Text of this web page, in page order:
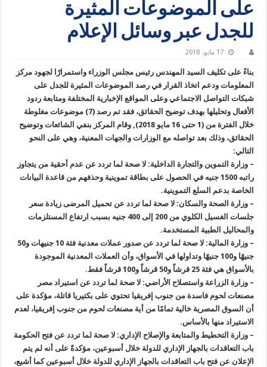
على الموضوعات المثيرة
للجدل عبر وسائل الإعلام
17 مايو، 2018
بناءً على تكليف السيد المهندس رئيس مجلس الوزراء واستمرارًا لجهود مركز
المعلومات ودعم اتخاذ القرار في رصد الموضوعات المثيرة للجدل على
شبكات التواصل الاجتماعي وعلى المواقع الإخبارية المختلفة ومتابعة ردود
الأفعال وتحليلها بهدف توضيح الحقائق، فقد تم رصد (7) موضوعات مغلوطة
خلال الفترة من ‏(1 حتى 16 مايو 2018‏‏‏‏‏‏‏), ‏وقام المركز بنفي الشائعات وتوضيح
الحقائق، وذلك بعد تواصله مع الوزارات والجهات المعنية، وهي على النحو
التالي:
– وزارة التموين والتجارة الداخلية: لا صحة لما تردد عن عدم أحقية من يتجاوز
راتبه 1500 جنيه في الحصول على بطاقة تموينية وحذفهم من قاعدة البيانات
الخاصة بدعم السلع التموينية.
– وزارة الصحة والسكان: لا صحة لما تردد عن تحميل المرضى زيادة سعر
جلسات الغسيل ‏الكلوي من 200 إلى 400 جنيه بسبب ارتفاع المستلزمات
والمحاليل الطبية المستخدمة.
– وزارة المالية: لا صحة لما تردد عن صدور عملات معدنية فئة 10 جنيهات و50
جنيهًا و100 جنيهًا وتداولها ‏في الأسواق، وأن العملات المعدنية الموجودة
بالأسواق هي فئة 25 ‏قرشاً و50 قرشاً و100 قرشاً فقط.‏
– وزارة الزراعة واستصلاح الأراضي: لا صحة لما تردد عن استيراد مصر
مصنعات لحوم فاسدة من جنوب إفريقيا تحتوي على بكتيريا قاتلة، مؤكدة على
أن السوق المصرية خالية تمامًا من أية مصنعات لحوم من جنوب إفريقيا، لعدم
الاستيراد منها بالأساس.
– وزارة التخطيط والمتابعة والإصلاح الإداري: لا صحة لما تردد عن فتح الحكومة
باب التعاقدات بالجهاز الإداري للدولة خلال أسبوعين، مؤكدةً على أنه لم يتم
الإعلان عن فتح باب التعاقدات بالجهاز الإداري للدولة خلال أسبوعين كما أشيع،